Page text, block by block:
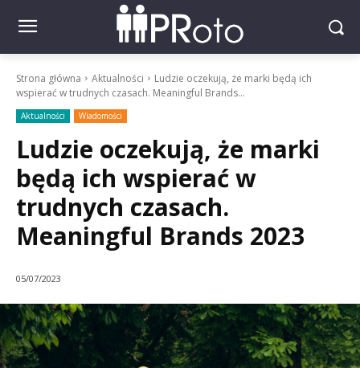
Strona główna Aktualności
Ludzie oczekują, że marki będą ich
wspierać w trudnych czasach. Meaningful Brands...
Aktualności Wiadomości
Ludzie oczekują, że marki
będą ich wspierać w
trudnych czasach.
Meaningful Brands 2023
05/07/2023